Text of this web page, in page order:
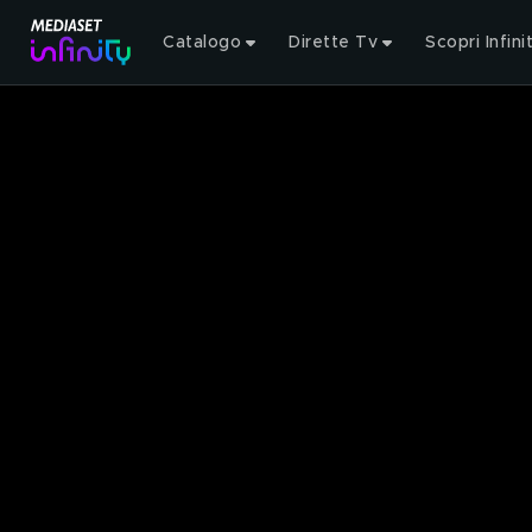
Catalogo Dirette Tv Scopri